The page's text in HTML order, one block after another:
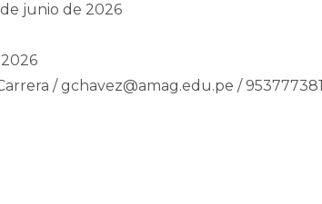
junio de 2026
/ gchavez@amag.edu.pe / 953777381